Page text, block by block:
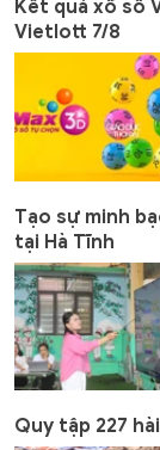
Kết quả xổ số
Vietlott 7/8
Tạo sự minh
tại Hà Tĩnh
Quy tập 227